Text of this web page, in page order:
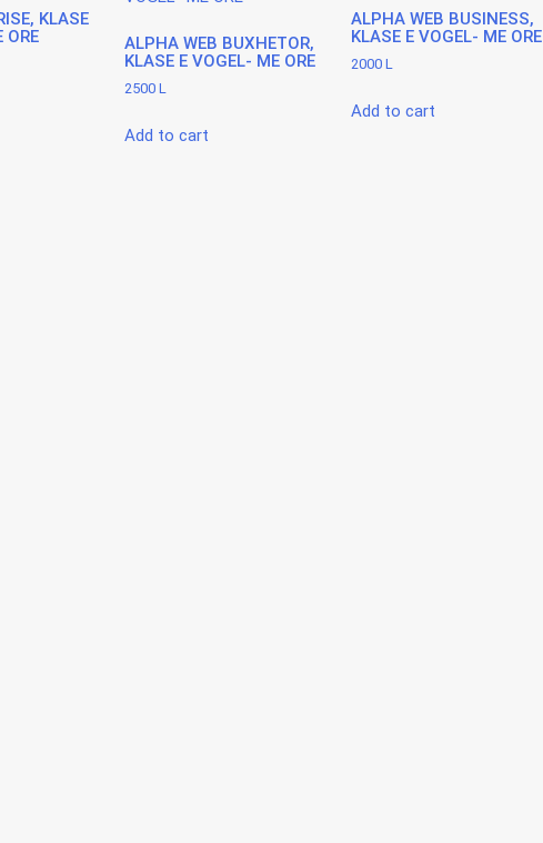
KLASE
ORE
ALPHA WEB BUXHETOR,
KLASE E VOGEL- ME ORE
2500 L
Add to cart
ALPHA WEB BUSINESS,
KLASE E VOGEL- ME ORE
2000 L
Add to cart